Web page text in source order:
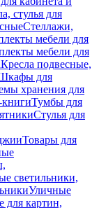
стулья для
Стеллажи,
мебели для
мебели для
Кресла подвесные,
для
хранения для
Тумбы для
Стулья для
Товары для
светильники,
Уличные
для картин,